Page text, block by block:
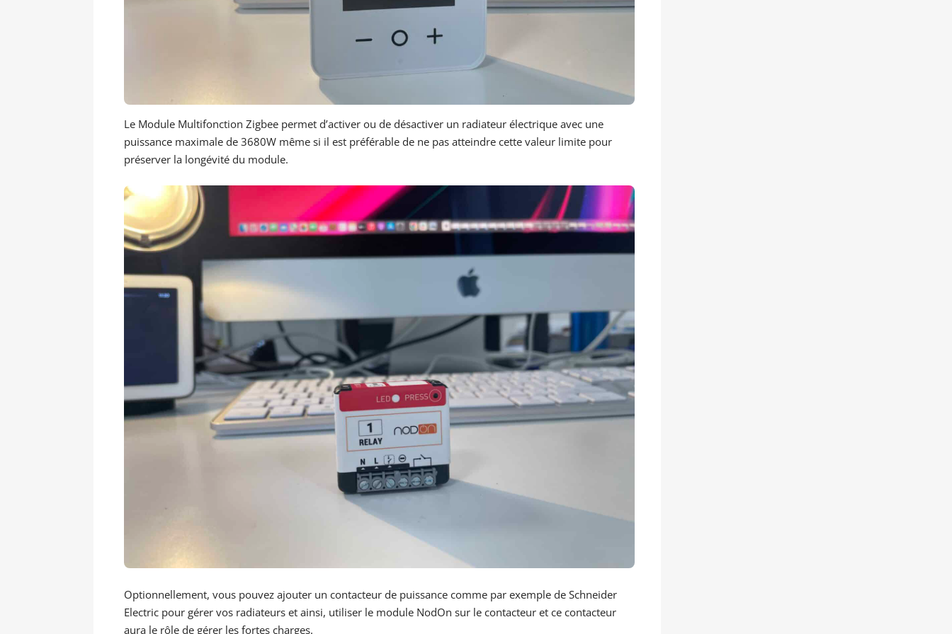
Le Module Multifonction Zigbee permet d’activer ou de désactiver un radiateur électrique avec une
puissance maximale de 3680W même si il est préférable de ne pas atteindre cette valeur limite pour
préserver la longévité du module.
Optionnellement, vous pouvez ajouter un contacteur de puissance comme par exemple de Schneider
Electric pour gérer vos radiateurs et ainsi, utiliser le module NodOn sur le contacteur et ce contacteur
aura le rôle de gérer les fortes charges.